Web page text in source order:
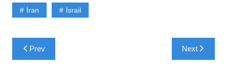
İran İsrail
Yazı
naviqasiyası
Prev Next